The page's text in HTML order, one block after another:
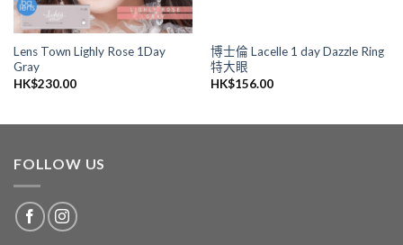
Lens Town Lighly Rose 1Day
Gray
HK$230.00
博士倫 Lacelle 1 day Dazzle Ring
特大眼
HK$156.00
FOLLOW US